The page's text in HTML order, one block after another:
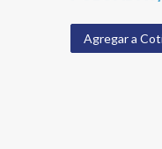
Agregar a